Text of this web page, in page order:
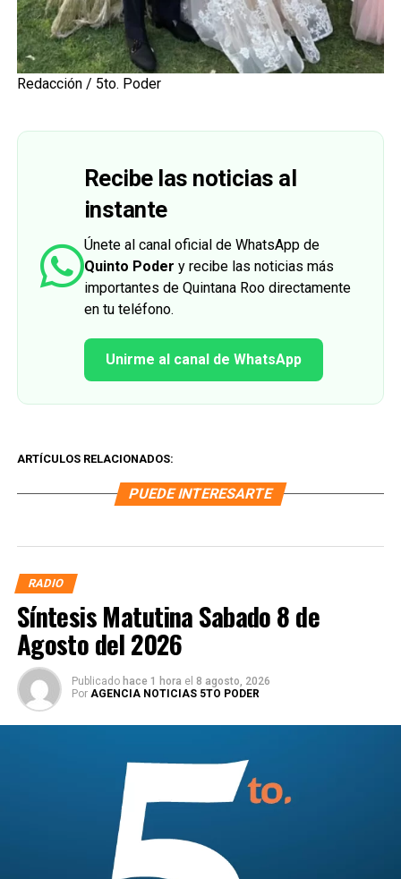
Redacción / 5to. Poder
Recibe las noticias al
instante
Únete al canal oficial de WhatsApp de
Quinto Poder y recibe las noticias más
importantes de Quintana Roo directamente
en tu teléfono.
Unirme al canal de WhatsApp
ARTÍCULOS RELACIONADOS:
PUEDE INTERESARTE
RADIO
Síntesis Matutina Sabado 8 de
Agosto del 2026
Publicado hace 1 hora el 8 agosto, 2026
Por AGENCIA NOTICIAS 5TO PODER